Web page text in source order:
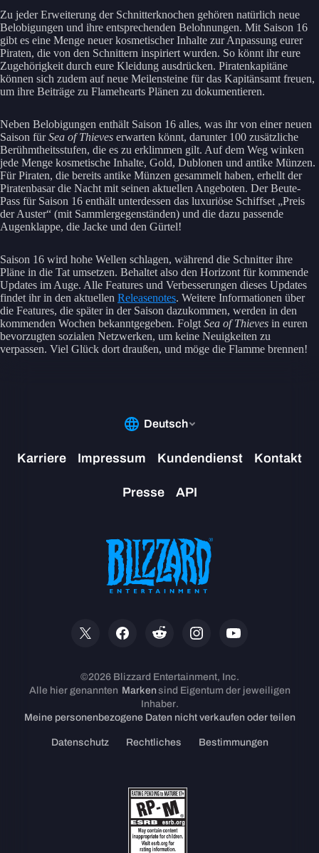
Zu jeder Erweiterung der Schnitterknochen gehören natürlich neue
Belobigungen und ihre entsprechenden Belohnungen. Mit Saison 16
gibt es eine Menge neuer kosmetischer Inhalte zur Anpassung eurer
Piraten, die von den Schnittern inspiriert wurden. So könnt ihr eure
Zugehörigkeit durch eure Kleidung ausdrücken. Piratenkapitäne
können sich zudem auf neue Meilensteine für das Kapitänsamt freuen,
um ihre Beiträge zu Flamehearts Plänen zu dokumentieren.
Neben Belobigungen enthält Saison 16 alles, was ihr von einer neuen
Saison fürSea of Thieves erwarten könnt, darunter 100 zusätzliche
Berühmtheitsstufen, die es zu erklimmen gilt. Auf dem Weg winken
jede Menge kosmetische Inhalte, Gold, Dublonen und antike Münzen.
Für Piraten, die bereits antike Münzen gesammelt haben, erhellt der
Piratenbasar die Nacht mit seinen aktuellen Angeboten. Der Beute-
Pass für Saison 16 enthält unterdessen das luxuriöse Schiffset „Preis
der Auster“ (mit Sammlergegenständen) und die dazu passende
Augenklappe, die Jacke und den Gürtel!
Saison 16 wird hohe Wellen schlagen, während die Schnitter ihre
Pläne in die Tat umsetzen. Behaltet also den Horizont für kommende
Updates im Auge. Alle Features und Verbesserungen dieses Updates
findet ihr in den aktuellen Releasenotes. Weitere Informationen über
die Features, die später in der Saison dazukommen, werden in den
kommenden Wochen bekanntgegeben. Folgt Sea of Thieves in euren
bevorzugten sozialen Netzwerken, um keine Neuigkeiten zu
verpassen. Viel Glück dort draußen, und möge die Flamme brennen!